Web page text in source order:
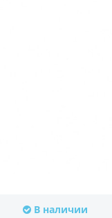
В наличии